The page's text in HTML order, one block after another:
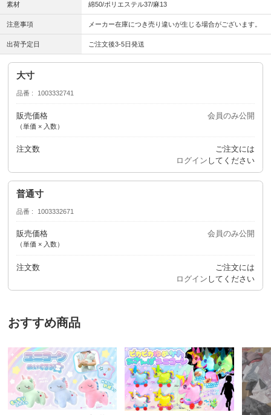
素材 綿50/ポリエステル37/麻13
注意事項 メーカー在庫につき売り違いが生じる場合がございます。
出荷予定日 ご注文後3-5日発送
大寸
品番 1003332741
販売価格
（単価 × 入数）
会員のみ公開
注文数
ご注文には
ログイン してください
普通寸
品番 1003332671
販売価格
（単価 × 入数）
会員のみ公開
注文数
ご注文には
ログイン してください
おすすめ商品